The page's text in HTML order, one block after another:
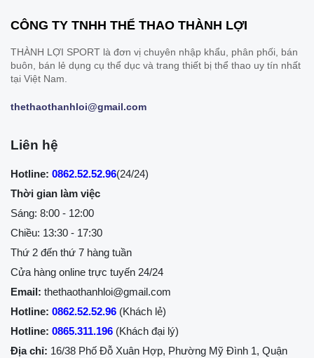
CÔNG TY TNHH THỂ THAO THÀNH LỢI
THÀNH LỢI SPORT là đơn vị chuyên nhập khẩu, phân phối, bán
buôn, bán lẻ dụng cụ thể dục và trang thiết bị thể thao uy tín nhất
tại Việt Nam.
thethaothanhloi@gmail.com
Liên hệ
Hotline: 0862.52.52.96(24/24)
Thời gian làm việc
Sáng: 8:00 - 12:00
Chiều: 13:30 - 17:30
Thứ 2 đến thứ 7 hàng tuần
Cửa hàng online trực tuyến 24/24
Email: thethaothanhloi@gmail.com
Hotline: 0862.52.52.96 (Khách lẻ)
Hotline: 0865.311.196 (Khách đại lý)
Địa chỉ: 16/38 Phố Đỗ Xuân Hợp, Phường Mỹ Đình 1, Quận